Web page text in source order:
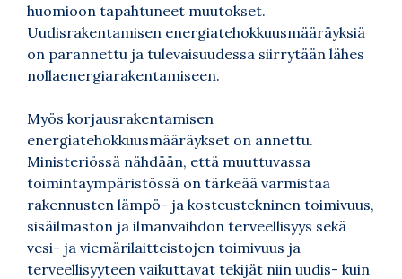
huomioon tapahtuneet muutokset.
Uudisrakentamisen energiatehokkuusmääräyksiä
on parannettu ja tulevaisuudessa siirrytään lähes
nollaenergiarakentamiseen.
Myös korjausrakentamisen
energiatehokkuusmääräykset on annettu.
Ministeriössä nähdään, että muuttuvassa
toimintaympäristössä on tärkeää varmistaa
rakennusten lämpö- ja kosteustekninen toimivuus,
sisäilmaston ja ilmanvaihdon terveellisyys sekä
vesi- ja viemärilaitteistojen toimivuus ja
terveellisyyteen vaikuttavat tekijät niin uudis- kuin